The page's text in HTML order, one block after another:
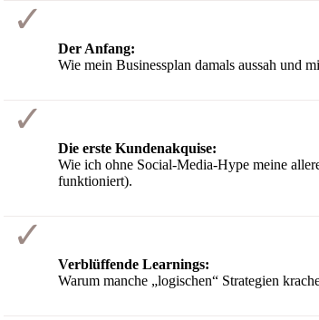
Der Anfang:
Wie mein Businessplan damals aussah und
Die erste Kundenakquise:
Wie ich ohne Social-Media-Hype meine
funktioniert).
Verblüffende Learnings:
Warum manche „logischen“ Strategien